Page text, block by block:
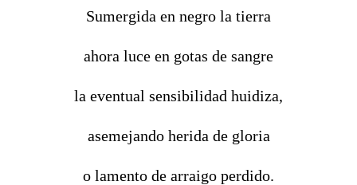
Sumergida en negro la tierra
ahora luce en gotas de sangre
la eventual sensibilidad huidiza,
asemejando herida de gloria
o lamento de arraigo perdido.